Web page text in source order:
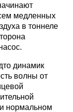
медленных
в тоннеле
динамик
волны от
нормальном